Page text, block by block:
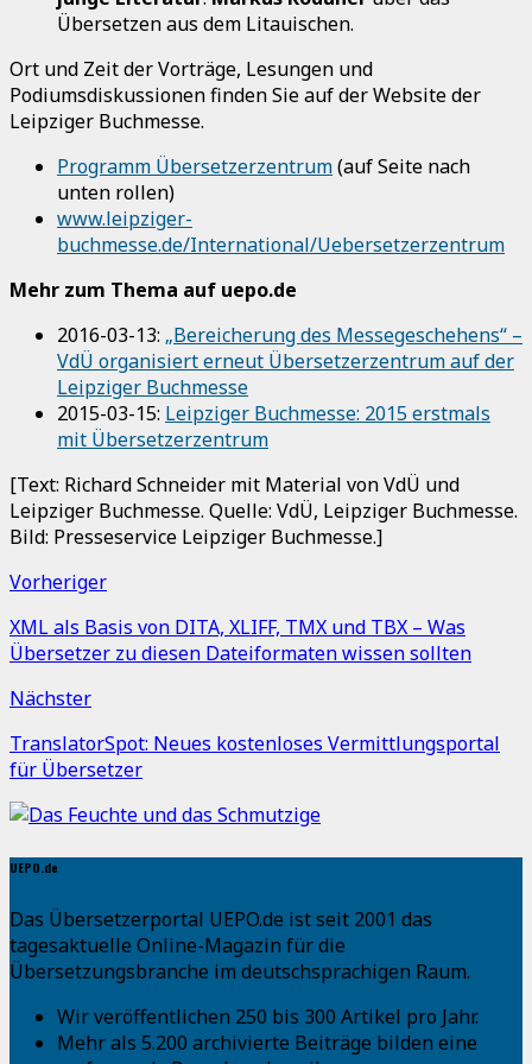
Übersetzen aus dem Litauischen.
Ort und Zeit der Vorträge, Lesungen und
Podiumsdiskussionen finden Sie auf der Website der
Leipziger Buchmesse.
Programm Übersetzerzentrum(auf Seite nach
unten rollen)
www.leipziger-
buchmesse.de/International/Uebersetzerzentrum
Mehr zum Thema auf uepo.de
2016-03-13: „Bereicherung des Messegeschehens“ –
VdÜ organisiert erneut Übersetzerzentrum auf der
Leipziger Buchmesse
2015-03-15: Leipziger Buchmesse: 2015 erstmals
mit Übersetzerzentrum
[Text: Richard Schneider mit Material von VdÜ und
Leipziger Buchmesse. Quelle: VdÜ, Leipziger Buchmesse.
Bild: Presseservice Leipziger Buchmesse.]
Vorheriger
XML als Basis von DITA, XLIFF, TMX und TBX – Was
Übersetzer zu diesen Dateiformaten wissen sollten
Nächster
TranslatorSpot: Neues kostenloses Vermittlungsportal
für Übersetzer
UEPO.de
Das Übersetzerportal UEPO.de ist seit 2001 das
tagesaktuelle Online-Magazin für die
Übersetzungsbranche im deutschsprachigen Raum.
Wir veröffentlichen 250 bis 300 Artikel pro Jahr.
Mehr als 5.200 archivierte Beiträge bilden eine